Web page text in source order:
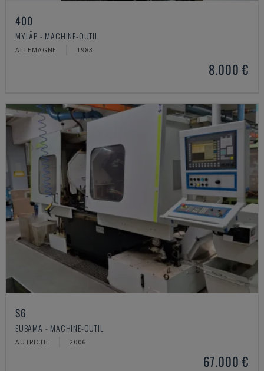
400
MYLÄP - MACHINE-OUTIL
ALLEMAGNE 1983
8.000 €
S6
EUBAMA - MACHINE-OUTIL
AUTRICHE 2006
67.000 €